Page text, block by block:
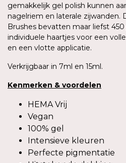
gemakkelijk gel polish kunnen
nagelriem en laterale zijwanden.
Brushes bevatten maar liefst
individuele haartjes voor een
en een vlotte applicatie.
Verkrijgbaar in 7ml en 15ml.
Kenmerken & voordelen
HEMA Vrij
Vegan
100% gel
Intensieve kleuren
Perfecte pigmentatie